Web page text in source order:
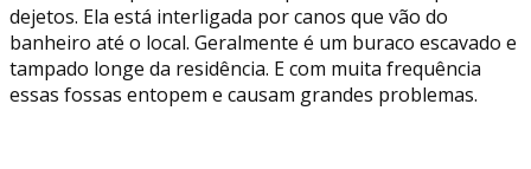
dejetos. Ela está interligada por canos que vão do
banheiro até o local. Geralmente é um buraco escavado e
tampado longe da residência. E com muita frequência
essas fossas entopem e causam grandes problemas.